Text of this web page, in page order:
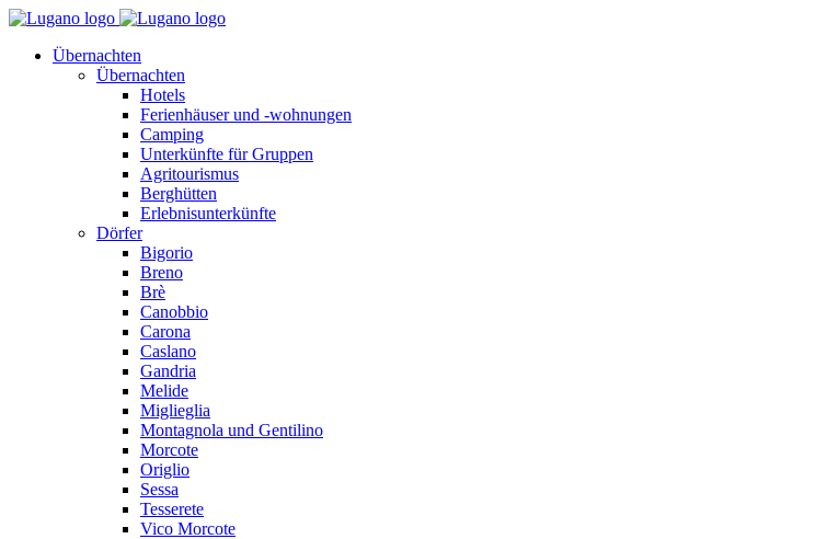
Übernachten
Übernachten
Hotels
Ferienhäuser und -wohnungen
Camping
Unterkünfte für Gruppen
Agritourismus
Berghütten
Erlebnisunterkünfte
Dörfer
Bigorio
Breno
Brè
Canobbio
Carona
Caslano
Gandria
Melide
Miglieglia
Montagnola und Gentilino
Morcote
Origlio
Sessa
Tesserete
Vico Morcote